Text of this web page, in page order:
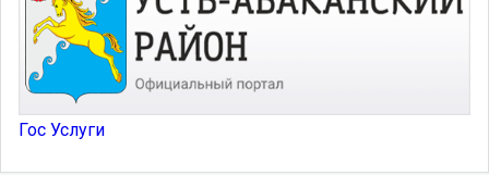
Гос Услуги